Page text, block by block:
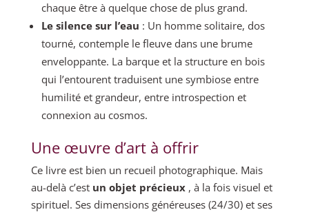
chaque être à quelque chose de plus grand.
Le silence sur l’eau : Un homme solitaire, dos
tourné, contemple le fleuve dans une brume
enveloppante. La barque et la structure en bois
qui l’entourent traduisent une symbiose entre
humilité et grandeur, entre introspection et
connexion au cosmos.
Une œuvre d’art à offrir
Ce livre est bien un recueil photographique. Mais
au-delà c’est un objet précieux, à la fois visuel et
spirituel. Ses dimensions généreuses (24/30) et ses